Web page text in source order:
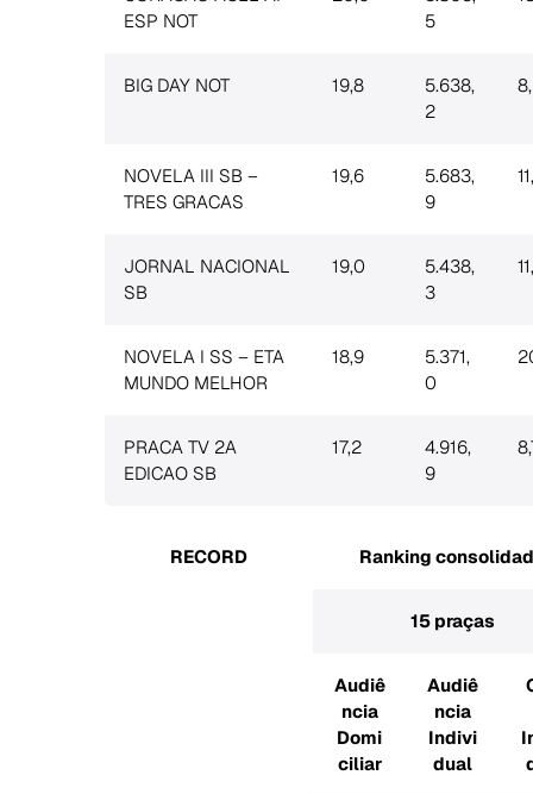
ESP NOT
5
BIG DAY NOT 19,8
5.638,
2
NOVELA III SB –
TRES GRACAS
19,6
5.683,
9
JORNAL NACIONAL
SB
19,0
5.438,
3
NOVELA I SS – ETA
MUNDO MELHOR
18,9
5.371,
0
PRACA TV 2A
EDICAO SB
17,2
4.916,
9
RECORD Ranking
15 praças
Audiê
ncia
Domi
ciliar
Audiê
ncia
Indivi
dual